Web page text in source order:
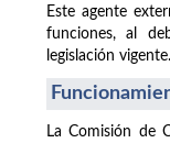
Este agente
funciones, al
legislación vigente.
La Comisión de